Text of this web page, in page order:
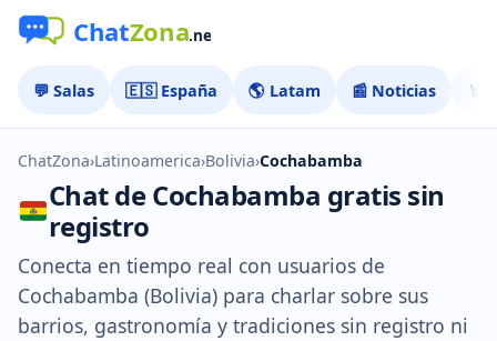
💬 Salas 🇪🇸 España 🌎 Latam 📰 Noticias 🏅
ChatZona›Latinoamerica›Bolivia›Cochabamba
Chat de Cochabamba gratis sin
registro
Conecta en tiempo real con usuarios de
Cochabamba (Bolivia) para charlar sobre sus
barrios, gastronomía y tradiciones sin registro ni